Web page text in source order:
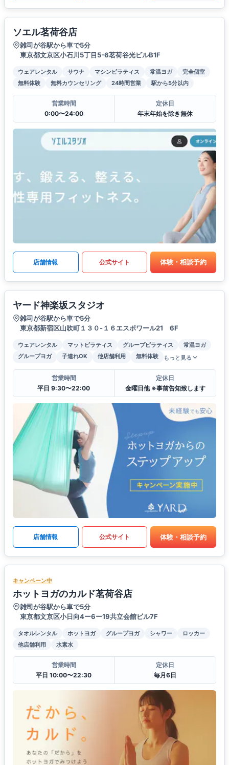
ソエル茗荷谷店
雑司が谷駅から車で5分
東京都文京区小石川5丁目5-6茗荷谷光ビルB1F
ウェアレンタル サウナ マシンピラティス 常温ヨガ
完全個室
無料体験
無料カウンセリング 24時間営業 駅から5分以内
営業時間
0:00〜24:00
定休日
年末年始を除き無休
店舗情報 公式サイト 体験・相談予約
ヤード神楽坂スタジオ
雑司が谷駅から車で5分
東京都新宿区山吹町１３０-１６エスポワール21 6F
ウェアレンタル マットピラティス グループピラティス
常温ヨガ
グループヨガ
子連れOK 他店舗利用 無料体験 もっと見る
営業時間
平日 9:30〜22:00
定休日
金曜日他 ※事前告知致します
店舗情報 公式サイト 体験・相談予約
キャンペーン中
ホットヨガのカルド茗荷谷店
雑司が谷駅から車で5分
東京都文京区小日向4ー6ー19共立会館ビル7F
タオルレンタル ホットヨガ グループヨガ シャワー
ロッカー
他店舗利用
水素水
営業時間
平日 10:00〜22:30
定休日
毎月6日